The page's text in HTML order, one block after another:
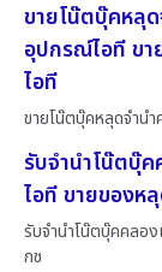
ขายโน๊ตบุ๊คหลุด
อุปกรณ์ไอที ข
ไอที
ขายโน๊ตบุ๊คหลุดจำนำ
รับจำนำโน๊ตบุ๊
ไอที ขายของห
รับจำนำโน๊ตบุ๊คคลอ
กช